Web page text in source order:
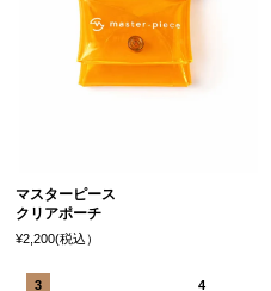
マスターピース
クリアポーチ
¥2,200(税込）